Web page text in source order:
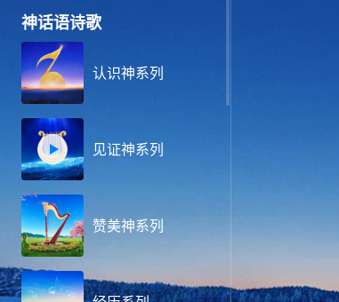
神话语诗歌
认识神系列
见证神系列
赞美神系列